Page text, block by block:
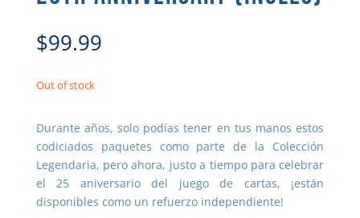
$99.99
Out of stock
Durante años, solo podías tener en tus manos estos
codiciados paquetes como parte de la Colección
Legendaria, pero ahora, justo a tiempo para celebrar
el 25 aniversario del juego de cartas, ¡están
disponibles como un refuerzo independiente!